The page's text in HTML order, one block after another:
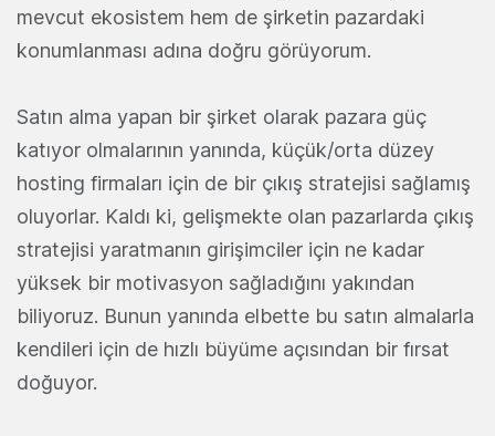
mevcut ekosistem hem de şirketin pazardaki
konumlanması adına doğru görüyorum.
Satın alma yapan bir şirket olarak pazara güç
katıyor olmalarının yanında, küçük/orta düzey
hosting firmaları için de bir çıkış stratejisi sağlamış
oluyorlar. Kaldı ki, gelişmekte olan pazarlarda çıkış
stratejisi yaratmanın girişimciler için ne kadar
yüksek bir motivasyon sağladığını yakından
biliyoruz. Bunun yanında elbette bu satın almalarla
kendileri için de hızlı büyüme açısından bir fırsat
doğuyor.